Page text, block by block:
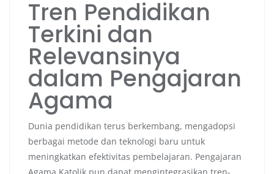
Tren Pendidikan
Terkini dan
Relevansinya
dalam Pengajaran
Agama
Dunia pendidikan terus berkembang, mengadopsi
berbagai metode dan teknologi baru untuk
meningkatkan efektivitas pembelajaran. Pengajaran